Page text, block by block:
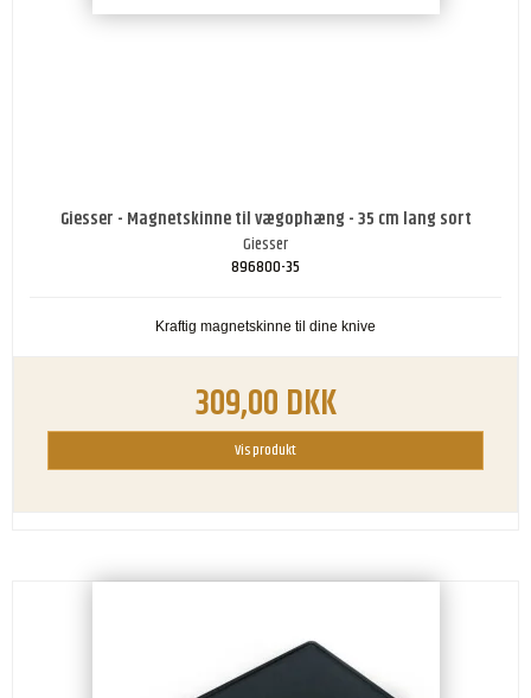
Giesser - Magnetskinne til vægophæng - 35 cm lang sort
Giesser
896800-35
Kraftig magnetskinne til dine knive
309,00 DKK
Vis produkt